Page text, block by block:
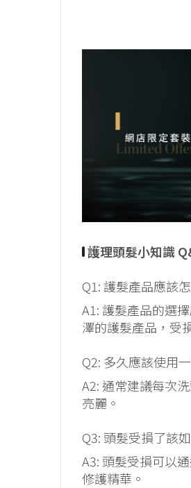
護理頭髮小知識
Q1: 護髮產品應該
A1: 護髮產品的選
澤的護髮產品，受
Q2: 多久應該使用
A2: 通常建議每次
亮麗。
Q3: 頭髮受損了該
A3: 頭髮受損可以
修護精華。